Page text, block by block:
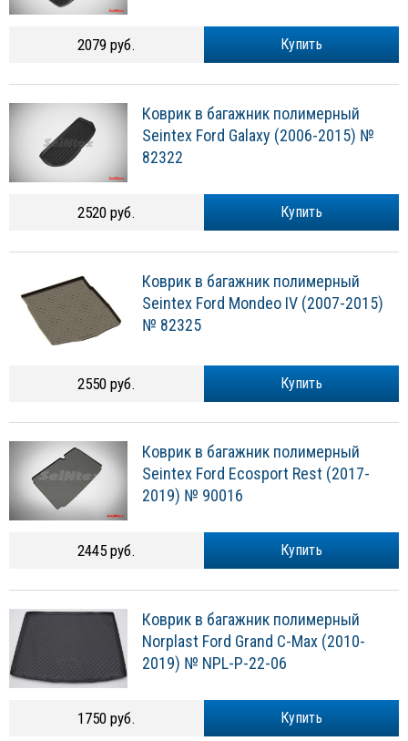
Купить
2079 руб.
Коврик в багажник полимерный
Seintex Ford Galaxy (2006-2015) №
82322
Купить
2520 руб.
Коврик в багажник полимерный
Seintex Ford Mondeo IV (2007-2015)
№ 82325
Купить
2550 руб.
Коврик в багажник полимерный
Seintex Ford Ecosport Rest (2017-
2019) № 90016
Купить
2445 руб.
Коврик в багажник полимерный
Norplast Ford Grand C-Max (2010-
2019) № NPL-P-22-06
Купить
1750 руб.